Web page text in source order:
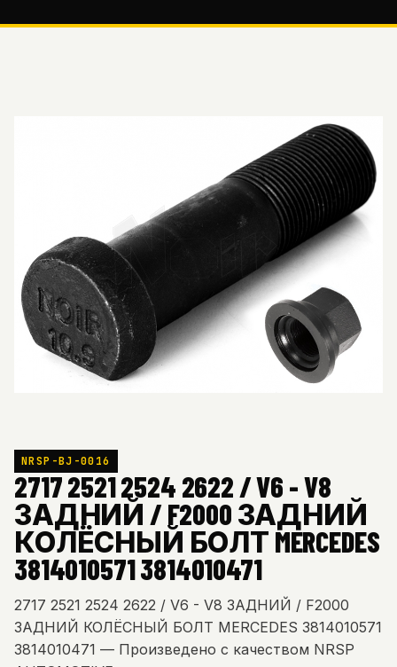
NRSP-BJ-0016
2717 2521 2524 2622 / V6 - V8
ЗАДНИЙ / F2000 ЗАДНИЙ
КОЛЁСНЫЙ БОЛТ MERCEDES
3814010571 3814010471
2717 2521 2524 2622 / V6 - V8 ЗАДНИЙ / F2000
ЗАДНИЙ КОЛЁСНЫЙ БОЛТ MERCEDES 3814010571
3814010471 — Произведено с качеством NRSP